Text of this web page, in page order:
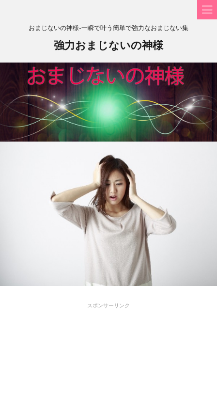
おまじないの神様-一瞬で叶う簡単で強力なおまじない集
強力おまじないの神様
スポンサーリンク